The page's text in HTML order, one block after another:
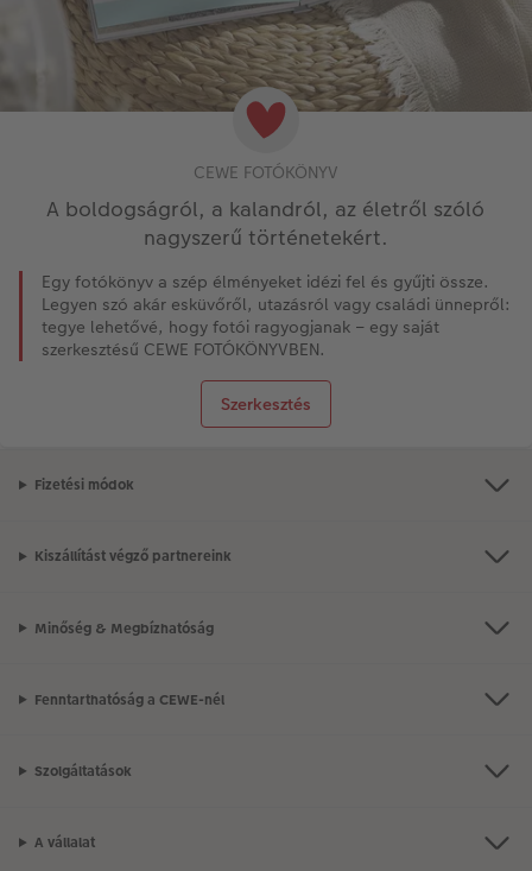
CEWE FOTÓKÖNYV
A boldogságról, a kalandról, az életről szóló
nagyszerű történetekért.
Egy fotókönyv a szép élményeket idézi fel és gyűjti össze.
Legyen szó akár esküvőről, utazásról vagy családi ünnepről:
tegye lehetővé, hogy fotói ragyogjanak – egy saját
szerkesztésű CEWE FOTÓKÖNYVBEN.
Szerkesztés
Fizetési módok
Kiszállítást végző partnereink
Minőség & Megbízhatóság
Fenntarthatóság a CEWE-nél
Szolgáltatások
A vállalat